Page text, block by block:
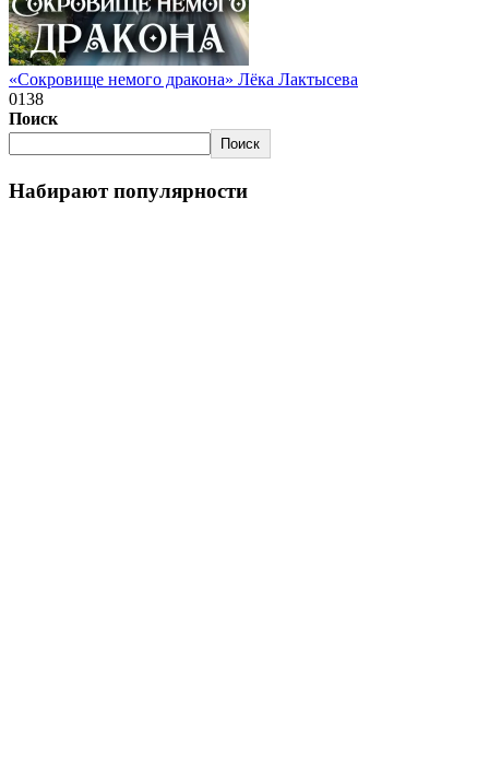
«Сокровище немого дракона» Лёка Лактысева
0138
Поиск
Поиск
Набирают популярности